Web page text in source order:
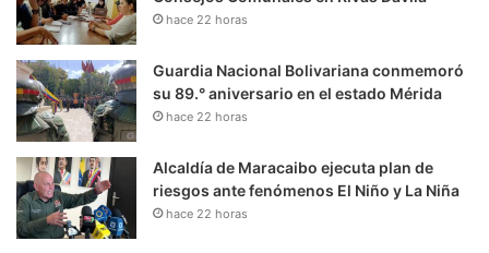
hace 22 horas
Guardia Nacional Bolivariana conmemoró
su 89.° aniversario en el estado Mérida
hace 22 horas
Alcaldía de Maracaibo ejecuta plan de
riesgos ante fenómenos El Niño y La Niña
hace 22 horas